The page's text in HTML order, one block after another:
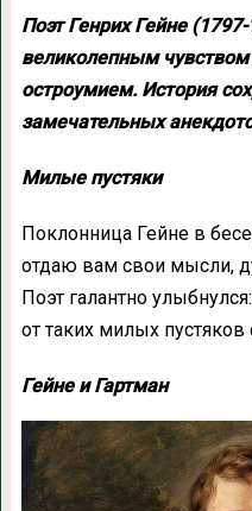
Поэт Генрих Гейне
великолепным
остроумием. История
замечательных
Милые пустяки
Поклонница Гейне в
отдаю вам свои мысли,
Поэт галантно
от таких милых
Гейне и Гартман